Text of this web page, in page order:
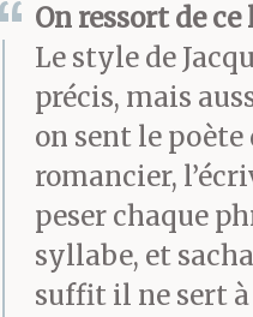
les
de retour
verre de
main, face
dans le
salon au
On ressort de
Le style de
précis, mais
on sent le
romancier,
peser chaque
syllabe, et
suffit il ne sert à